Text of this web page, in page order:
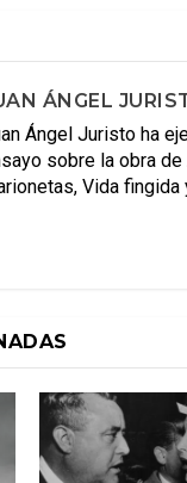
ÁNGEL
Ángel Juristo ha
sobre la obra
Vida fingida